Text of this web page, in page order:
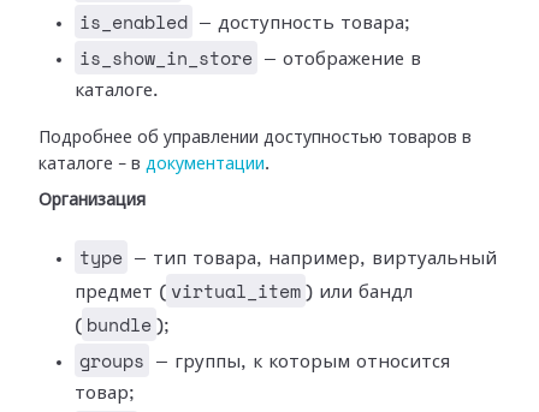
is_enabled — доступность товара;
is_show_in_store
— отображение в
каталоге.
Подробнее об управлении доступностью товаров в
каталоге – в документации.
Организация
type
— тип товара, например, виртуальный
предмет ( virtual_item ) или бандл
( bundle );
groups
— группы, к которым относится
товар;